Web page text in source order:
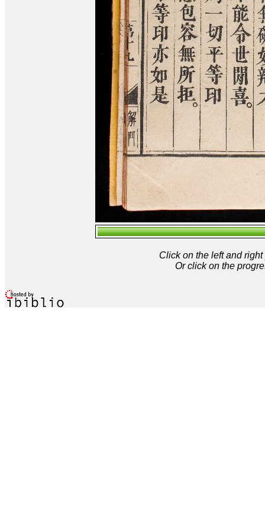
Click on the left and
Or click on the